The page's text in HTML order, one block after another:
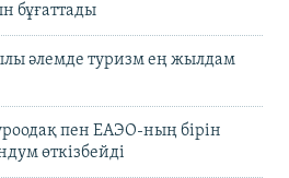
бұғаттады
әлемде туризм ең жылдам
пен ЕАЭО-ның бірін
өткізбейді